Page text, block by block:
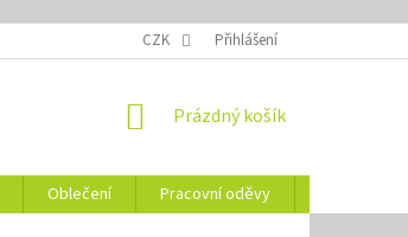
NÁVODY NA ÚDRŽBU
CZK Přihlášení
NÁKUPNÍ
Prázdný košík
Oblečení Pracovní oděvy